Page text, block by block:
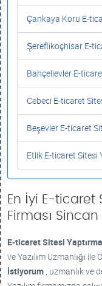
Çankaya Koru E-
Şereflikoçhisar E-
Bahçelievler E-
Cebeci E-ticaret
Beşevler E-ticaret
Etlik E-ticaret
En İyi E-ticaret
Firması Sincan
E-ticaret Sitesi
ve Yazılım Uzmanlığı ile
İstiyorum , uzmanlık ve